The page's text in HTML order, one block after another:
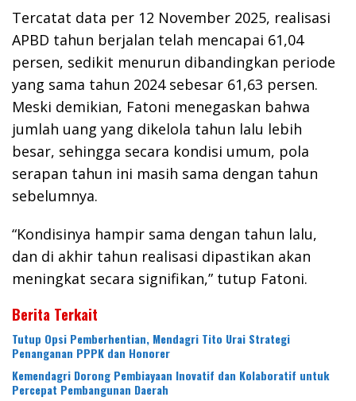
Tercatat data per 12 November 2025, realisasi
APBD tahun berjalan telah mencapai 61,04
persen, sedikit menurun dibandingkan periode
yang sama tahun 2024 sebesar 61,63 persen.
Meski demikian, Fatoni menegaskan bahwa
jumlah uang yang dikelola tahun lalu lebih
besar, sehingga secara kondisi umum, pola
serapan tahun ini masih sama dengan tahun
sebelumnya.
“Kondisinya hampir sama dengan tahun lalu,
dan di akhir tahun realisasi dipastikan akan
meningkat secara signifikan,” tutup Fatoni.
Berita Terkait
Tutup Opsi Pemberhentian, Mendagri Tito Urai Strategi
Penanganan PPPK dan Honorer
Kemendagri Dorong Pembiayaan Inovatif dan Kolaboratif untuk
Percepat Pembangunan Daerah